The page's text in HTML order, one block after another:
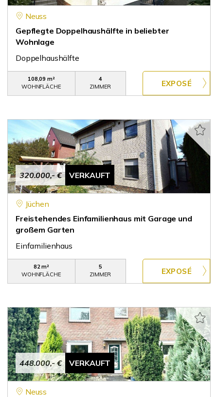
Neuss
Gepflegte Doppelhaushälfte in beliebter
Wohnlage
Doppelhaushälfte
108,09 m²
WOHNFLÄCHE
4
ZIMMER
320.000,- € VERKAUFT
Jüchen
Freistehendes Einfamilienhaus mit Garage und
großem Garten
Einfamilienhaus
82 m²
WOHNFLÄCHE
5
ZIMMER
448.000,- € VERKAUFT
Neuss